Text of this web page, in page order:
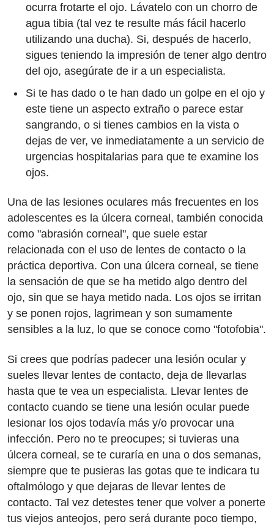
ocurra frotarte el ojo. Lávatelo con un chorro de
agua tibia (tal vez te resulte más fácil hacerlo
utilizando una ducha). Si, después de hacerlo,
sigues teniendo la impresión de tener algo dentro
del ojo, asegúrate de ir a un especialista.
Si te has dado o te han dado un golpe en el ojo y
este tiene un aspecto extraño o parece estar
sangrando, o si tienes cambios en la vista o
dejas de ver, ve inmediatamente a un servicio de
urgencias hospitalarias para que te examine los
ojos.
Una de las lesiones oculares más frecuentes en los
adolescentes es la úlcera corneal, también conocida
como "abrasión corneal", que suele estar
relacionada con el uso de lentes de contacto o la
práctica deportiva. Con una úlcera corneal, se tiene
la sensación de que se ha metido algo dentro del
ojo, sin que se haya metido nada. Los ojos se irritan
y se ponen rojos, lagrimean y son sumamente
sensibles a la luz, lo que se conoce como "fotofobia".
Si crees que podrías padecer una lesión ocular y
sueles llevar lentes de contacto, deja de llevarlas
hasta que te vea un especialista. Llevar lentes de
contacto cuando se tiene una lesión ocular puede
lesionar los ojos todavía más y/o provocar una
infección. Pero no te preocupes; si tuvieras una
úlcera corneal, se te curaría en una o dos semanas,
siempre que te pusieras las gotas que te indicara tu
oftalmólogo y que dejaras de llevar lentes de
contacto. Tal vez detestes tener que volver a ponerte
tus viejos anteojos, pero será durante poco tiempo,